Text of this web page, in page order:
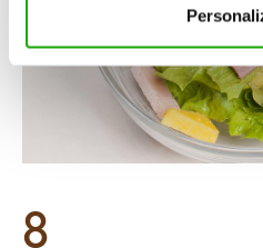
chiudere il banner, non
dispositivo ad eccezione di
corretto funzionamento del
8